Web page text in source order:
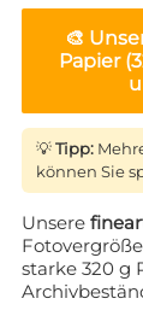
🎨
Papier
💡Tipp:
können Sie
Unsere
starke 320 g